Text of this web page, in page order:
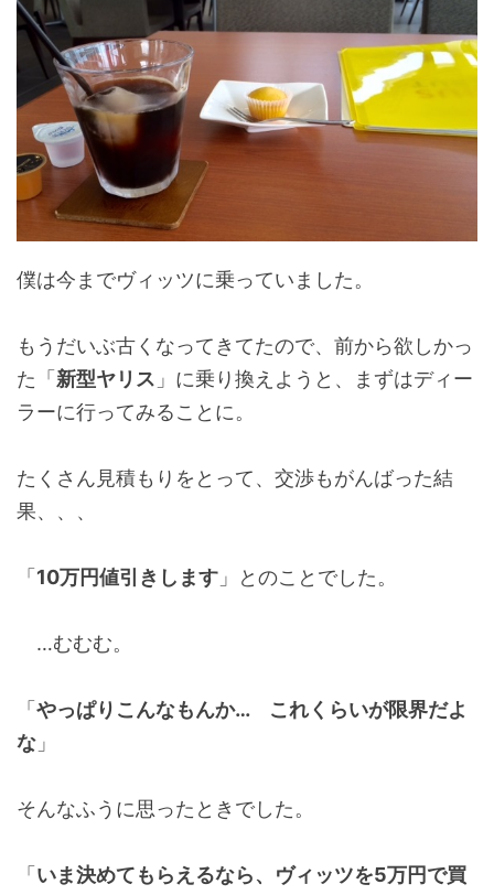
僕は今までヴィッツに乗っていました。
もうだいぶ古くなってきてたので、前から欲しかっ
た「 新型ヤリス 」に乗り換えようと、まずはディー
ラーに行ってみることに。
たくさん見積もりをとって、交渉もがんばった結
果、、、
「 10万円値引きします 」とのことでした。
…むむむ。
「 やっぱりこんなもんか… これくらいが限界だよ
な 」
そんなふうに思ったときでした。
「 いま決めてもらえるなら、ヴィッツを5万円で買